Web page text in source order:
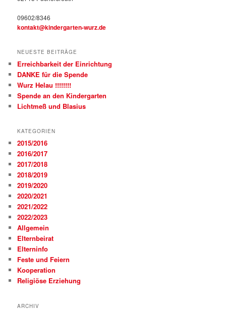
09602/8346
kontakt@kindergarten-wurz.de
NEUESTE BEITRÄGE
Erreichbarkeit der Einrichtung
DANKE für die Spende
Wurz Helau !!!!!!!!
Spende an den Kindergarten
Lichtmeß und Blasius
KATEGORIEN
2015/2016
2016/2017
2017/2018
2018/2019
2019/2020
2020/2021
2021/2022
2022/2023
Allgemein
Elternbeirat
Elterninfo
Feste und Feiern
Kooperation
Religiöse Erziehung
ARCHIV